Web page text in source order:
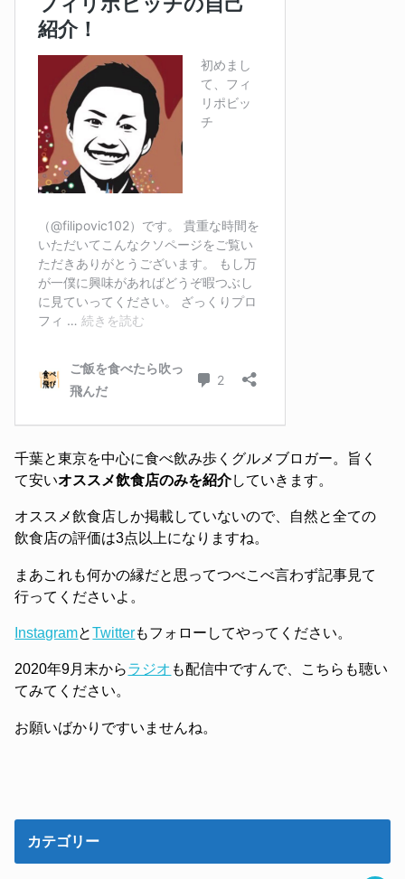
千葉と東京を中心に食べ飲み歩くグルメブロガー。旨く
て安いオススメ飲食店のみを紹介していきます。
オススメ飲食店しか掲載していないので、自然と全ての
飲食店の評価は3点以上になりますね。
まあこれも何かの縁だと思ってつべこべ言わず記事見て
行ってくださいよ。
InstagramとTwitterもフォローしてやってください。
2020年9月末からラジオ も配信中ですんで、こちらも聴い
てみてください。
お願いばかりですいませんね。
カテゴリー